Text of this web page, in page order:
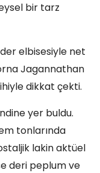
bir tarz
elbisesiyle net
Jagannathan
dikkat çekti.
yer buldu.
tonlarında
lakin aktüel
deri peplum ve